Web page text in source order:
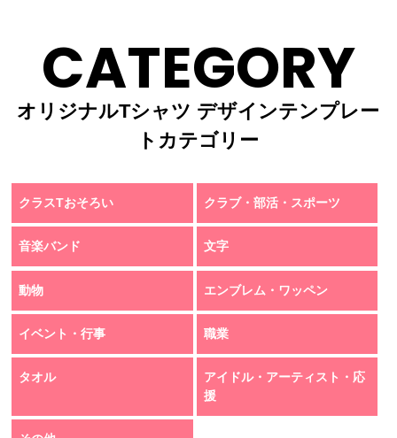
CATEGORY
オリジナルTシャツ デザインテンプレー
トカテゴリー
クラスTおそろい クラブ・部活・スポーツ
音楽バンド 文字
動物 エンブレム・ワッペン
イベント・行事 職業
タオル
アイドル・アーティスト・応
援